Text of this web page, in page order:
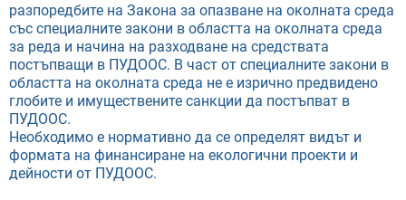
разпоредбите на Закона за опазване на околната среда
със специалните закони в областта на околната среда
за реда и начина на разходване на средствата
постъпващи в ПУДООС. В част от специалните закони в
областта на околната среда не е изрично предвидено
глобите и имуществените санкции да постъпват в
ПУДООС.
Необходимо е нормативно да се определят видът и
формата на финансиране на екологични проекти и
дейности от ПУДООС.